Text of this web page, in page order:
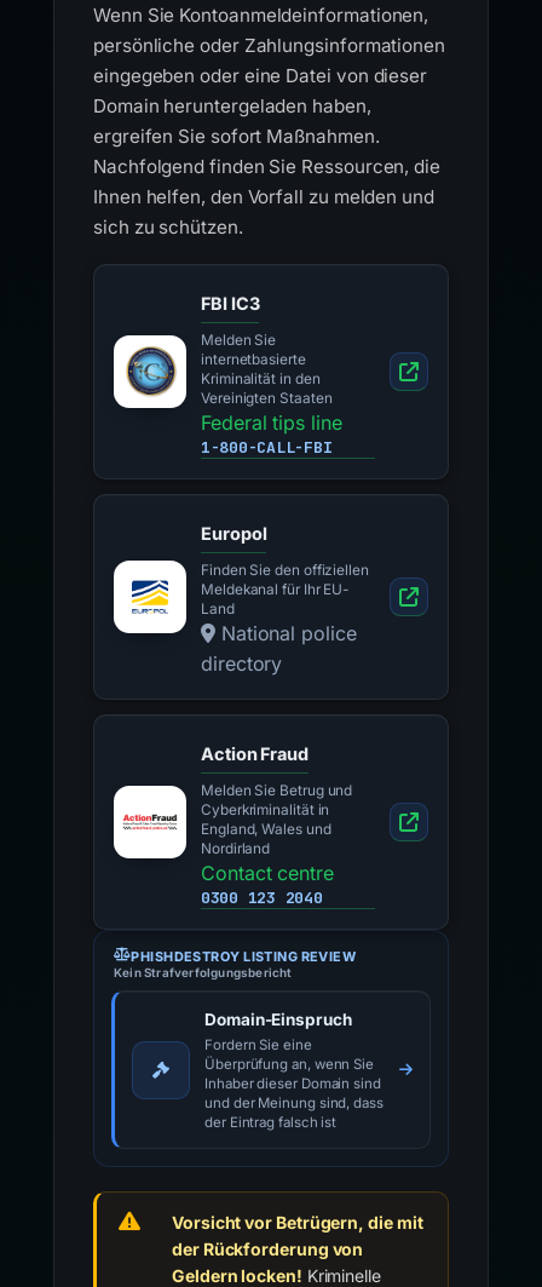
Wenn Sie Kontoanmeldeinformationen,
persönliche oder Zahlungsinformationen
eingegeben oder eine Datei von dieser
Domain heruntergeladen haben,
ergreifen Sie sofort Maßnahmen.
Nachfolgend finden Sie Ressourcen, die
Ihnen helfen, den Vorfall zu melden und
sich zu schützen.
FBI IC3
Melden Sie
internetbasierte
Kriminalität in den
Vereinigten Staaten
Federal tips line
1-800-CALL-FBI
Europol
Finden Sie den offiziellen
Meldekanal für Ihr EU-
Land
National police
directory
Action Fraud
Melden Sie Betrug und
Cyberkriminalität in
England, Wales und
Nordirland
Contact centre
0300 123 2040
PHISHDESTROY LISTING REVIEW
Kein Strafverfolgungsbericht
Domain-Einspruch
Fordern Sie eine
Überprüfung an, wenn Sie
Inhaber dieser Domain sind
und der Meinung sind, dass
der Eintrag falsch ist
Vorsicht vor Betrügern, die mit
der Rückforderung von
Geldern locken! Kriminelle